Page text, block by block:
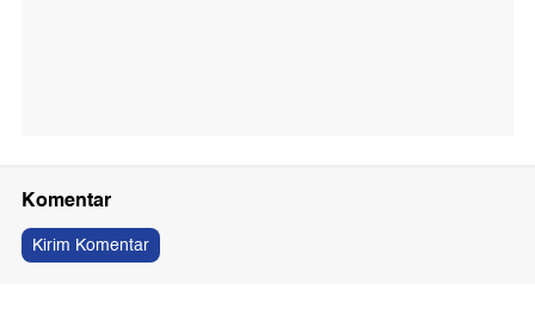
Komentar
Kirim Komentar